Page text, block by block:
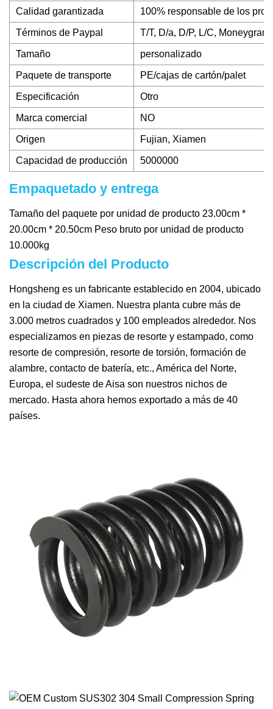
Calidad garantizada 100% responsable de los
Términos de Paypal T/T, D/a, D/P, L/C,
Tamaño personalizado
Paquete de transporte PE/cajas de cartón/palet
Especificación Otro
Marca comercial NO
Origen Fujian, Xiamen
Capacidad de producción 5000000
Empaquetado y entrega
Tamaño del paquete por unidad de producto 23.00cm *
20.00cm * 20.50cm Peso bruto por unidad de producto
10.000kg
Descripción del Producto
Hongsheng es un fabricante establecido en 2004, ubicado
en la ciudad de Xiamen. Nuestra planta cubre más de
3.000 metros cuadrados y 100 empleados alrededor. Nos
especializamos en piezas de resorte y estampado, como
resorte de compresión, resorte de torsión, formación de
alambre, contacto de batería, etc., América del Norte,
Europa, el sudeste de Aisa son nuestros nichos de
mercado. Hasta ahora hemos exportado a más de 40
países.